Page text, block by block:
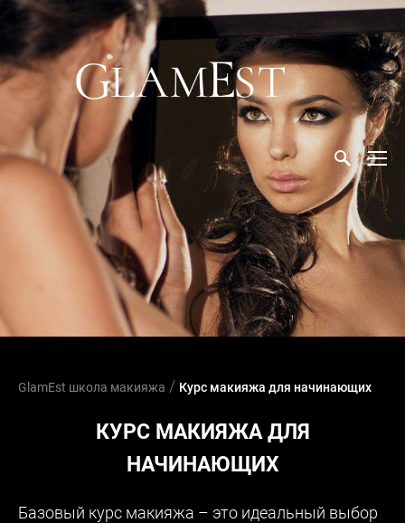
GlamEst школа макияжа / Курс макияжа для начинающих
КУРС МАКИЯЖА ДЛЯ
НАЧИНАЮЩИХ
Базовый курс макияжа – это идеальный выбор